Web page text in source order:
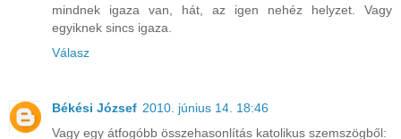
mindnek igaza van, hát, az igen nehéz helyzet. Vagy
egyiknek sincs igaza.
Válasz
Békési József 2010. június 14. 18:46
Vagy egy átfogóbb összehasonlítás katolikus szemszögből: